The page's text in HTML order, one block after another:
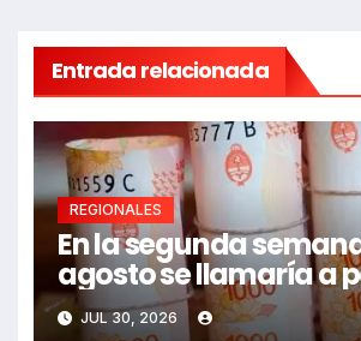
Entrada relacionada
REGIONALES
En la segunda
agosto se llamaría a
JUL 30, 2026